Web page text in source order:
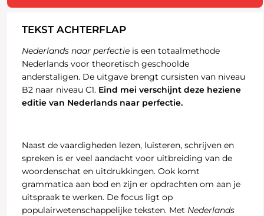
TEKST ACHTERFLAP
Nederlands naar perfectieis een totaalmethode
Nederlands voor theoretisch geschoolde
anderstaligen. De uitgave brengt cursisten van niveau
B2 naar niveau C1. Eind mei verschijnt deze heziene
editie van Nederlands naar perfectie.
Naast de vaardigheden lezen, luisteren, schrijven en
spreken is er veel aandacht voor uitbreiding van de
woordenschat en uitdrukkingen. Ook komt
grammatica aan bod en zijn er opdrachten om aan je
uitspraak te werken. De focus ligt op
populairwetenschappelijke teksten. Met Nederlands